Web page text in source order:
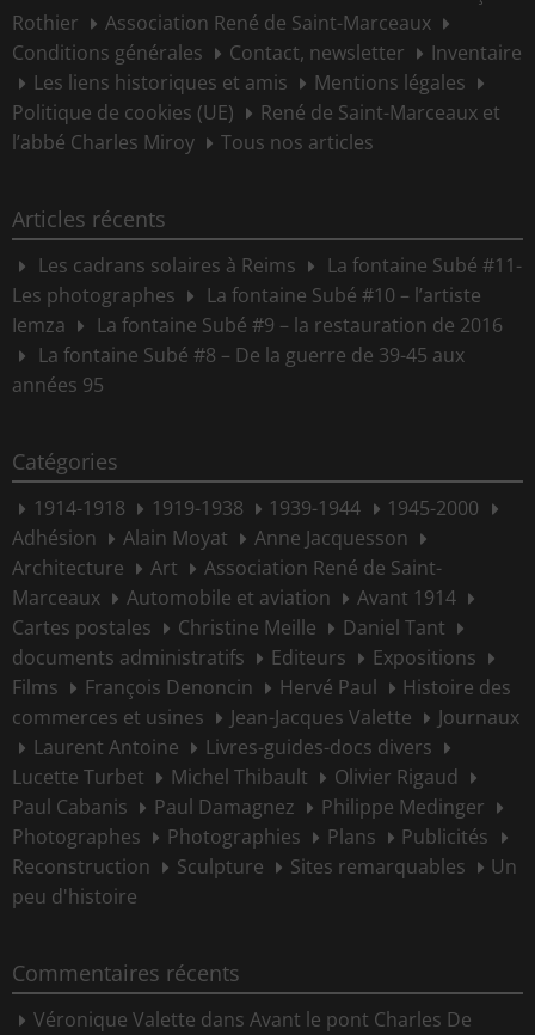
Rothier
Association René de Saint-Marceaux
Conditions générales
Contact, newsletter
Inventaire
Les liens historiques et amis
Mentions légales
Politique de cookies (UE)
René de Saint-Marceaux et
l’abbé Charles Miroy
Tous nos articles
Articles récents
Les cadrans solaires à Reims
La fontaine Subé #11-
Les photographes
La fontaine Subé #10 – l’artiste
Iemza
La fontaine Subé #9 – la restauration de 2016
La fontaine Subé #8 – De la guerre de 39-45 aux
années 95
Catégories
1914-1918 1919-1938 1939-1944
1945-2000
Adhésion
Alain Moyat
Anne Jacquesson
Architecture
Art
Association René de Saint-
Marceaux
Automobile et aviation
Avant 1914
Cartes postales
Christine Meille
Daniel Tant
documents administratifs
Editeurs
Expositions
Films
François Denoncin Hervé Paul
Histoire des
commerces et usines
Jean-Jacques Valette
Journaux
Laurent Antoine
Livres-guides-docs divers
Lucette Turbet
Michel Thibault
Olivier Rigaud
Paul Cabanis
Paul Damagnez
Philippe Medinger
Photographes
Photographies Plans
Publicités
Reconstruction
Sculpture Sites remarquables
Un
peu d'histoire
Commentaires récents
Véronique Valette dans Avant le pont Charles De